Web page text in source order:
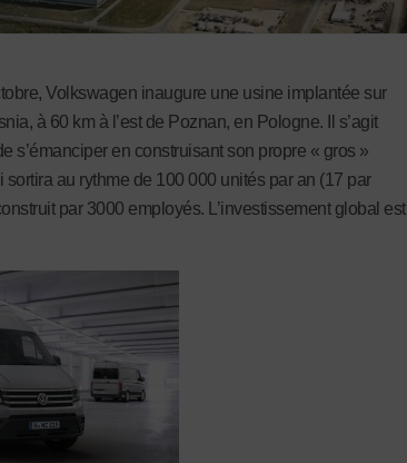
Volkswagen inaugure une usine implantée sur
à 60 km à l’est de Poznan, en Pologne. Il s’agit
s’émanciper en construisant son propre « gros »
sortira au rythme de 100 000 unités par an (17 par
par 3000 employés. L’investissement global est